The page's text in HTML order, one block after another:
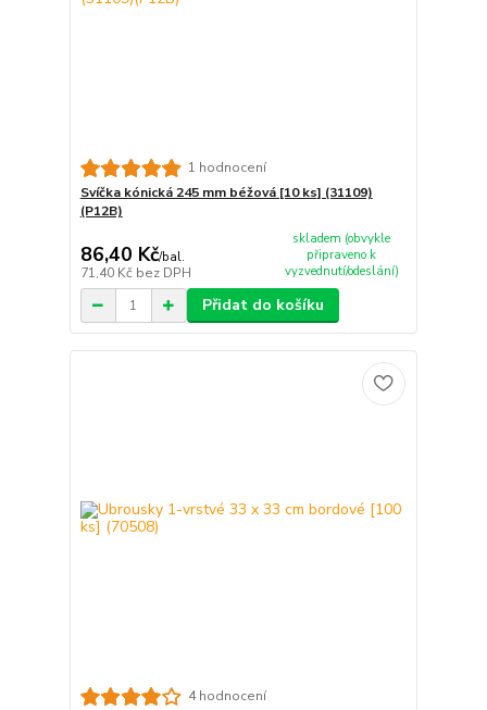
1 hodnocení
Svíčka kónická 245 mm béžová [10 ks] (31109)
(P12B)
86,40 Kč/bal.
71,40 Kč bez DPH
skladem (obvykle
připraveno k
vyzvednutí/odeslání)
Přidat do košíku
4 hodnocení